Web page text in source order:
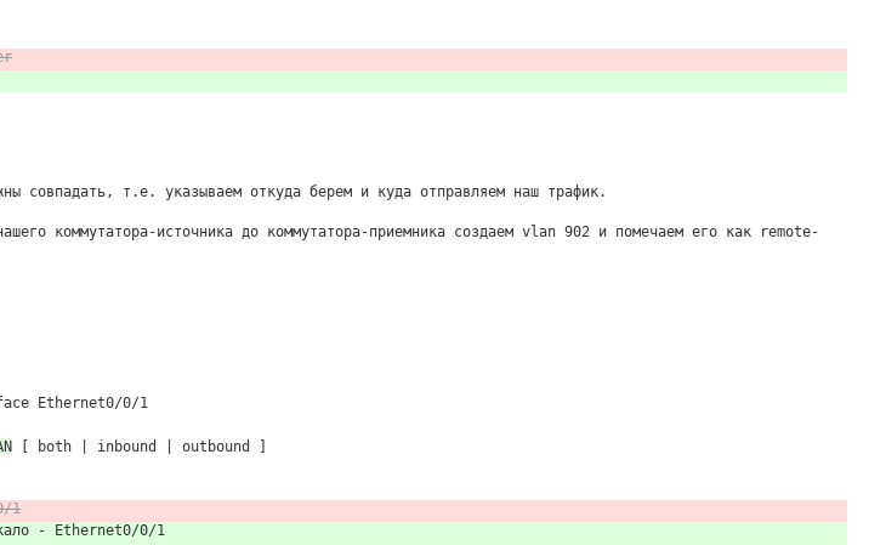
совпадать, т.е. указываем откуда берем и куда отправляем наш трафик.
коммутатора-источника до коммутатора-приемника создаем vlan 902 и помечаем его как
remote-
Ethernet0/0/1
[ both | inbound | outbound ]
1
- Ethernet0/0/1